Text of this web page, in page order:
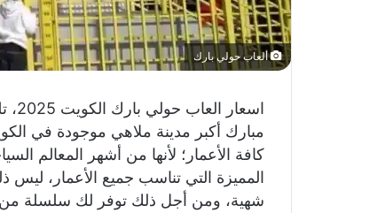
ألعاب حولي بارك
كافة الأعمار؛ لأنها من أشهر المعالم
المميزة التي تناسب جميع الأعمار،
شهية، ومن أجل ذلك توفر لك سلسلة من